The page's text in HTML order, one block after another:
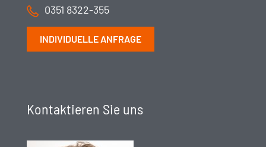
0351 8322-355
INDIVIDUELLE ANFRAGE
Kontaktieren Sie uns